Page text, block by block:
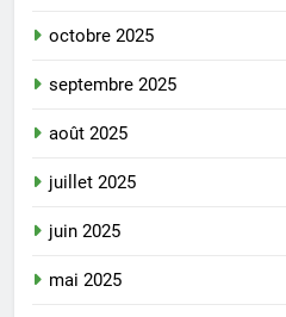
octobre 2025
septembre 2025
août 2025
juillet 2025
juin 2025
mai 2025